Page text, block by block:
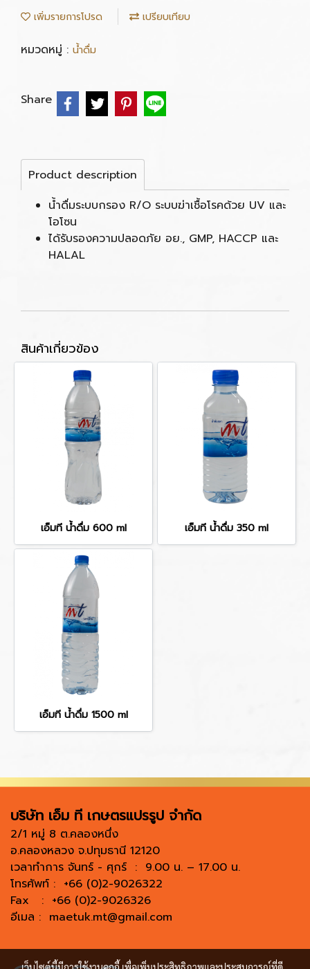
เพิ่มรายการโปรด เปรียบเทียบ
หมวดหมู่ : น้ำดื่ม
Share
Product description
น้ำดื่มระบบกรอง R/O ระบบฆ่าเชื้อโรคด้วย UV และ
โอโซน
ได้รับรองความปลอดภัย อย., GMP, HACCP และ
HALAL
สินค้าเกี่ยวข้อง
เอ็มที น้ำดื่ม 600 ml เอ็มที น้ำดื่ม 350 ml
เอ็มที น้ำดื่ม 1500 ml
บริษัท เอ็ม ที เกษตรแปรรูป จำกัด
2/1 หมู่ 8 ต.คลองหนึ่ง
อ.คลองหลวง จ.ปทุมธานี 12120
เวลาทำการ จันทร์ - ศุกร์ : 9.00 น. – 17.00 น.
โทรศัพท์ : +66 (0)2-9026322
Fax : +66 (0)2-9026326
อีเมล : maetuk.mt@gmail.com